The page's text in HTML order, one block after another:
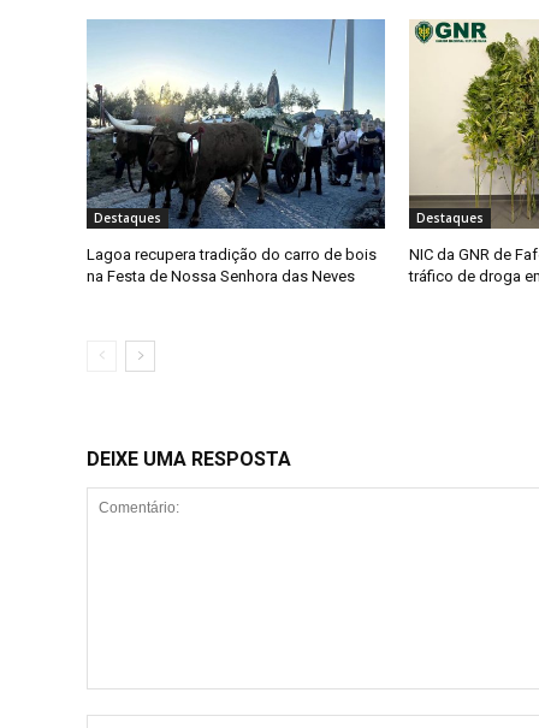
Destaques
Lagoa recupera tradição do carro de bois
na Festa de Nossa Senhora das Neves
Destaques
NIC da GNR de
tráfico de droga
DEIXE UMA RESPOSTA